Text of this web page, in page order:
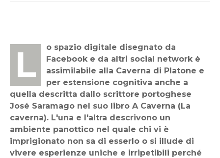
Lo spazio digitale disegnato da
Facebook e da altri social network è
assimilabile alla Caverna di Platone e
per estensione cognitiva anche a
quella descritta dallo scrittore portoghese
José Saramago nel suo libro A Caverna (La
caverna). L'una e l'altra descrivono un
ambiente panottico nel quale chi vi è
imprigionato non sa di esserlo o si illude di
vivere esperienze uniche e irripetibili perché